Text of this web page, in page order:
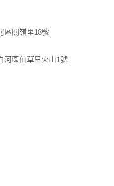
區關嶺里18號
河區仙草里火山1號